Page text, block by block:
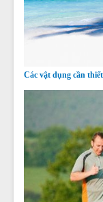
Các vật dụng cần